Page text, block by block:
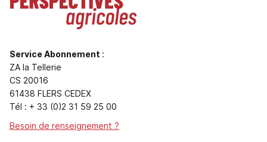
Service Abonnement :
ZA la Tellerie
CS 20016
61438 FLERS CEDEX
Tél : + 33 (0)2 31 59 25 00
Besoin de renseignement ?